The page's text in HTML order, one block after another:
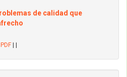
de calidad que